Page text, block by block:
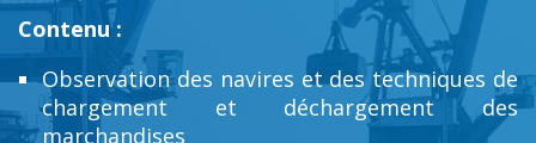
Contenu :
Observation des navires et des techniques de
chargement et déchargement des
marchandises